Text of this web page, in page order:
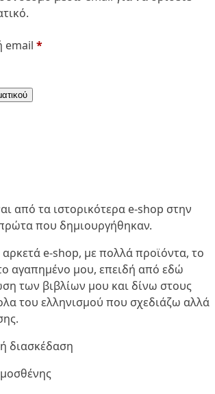
email *Απαιτείται
από τα ιστορικότερα e-shop στην
που δημιουργήθηκαν.
e-shop, με πολλά προϊόντα, το
αγαπημένο μου, επειδή από εδώ
των βιβλίων μου και δίνω στους
του ελληνισμού που σχεδιάζω αλλά
διασκέδαση